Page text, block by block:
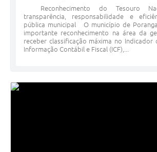
Reconhecimento do Tesouro
transparência, responsabilidade e
pública municipal O município de
importante reconhecimento na área da
receber classificação máxima no Indicador
Informação Contábil e Fiscal (ICF),...